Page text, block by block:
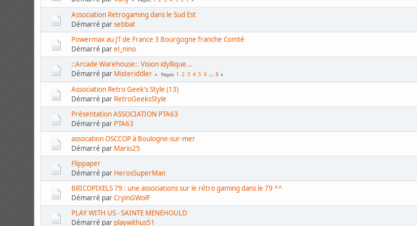
Association Retrogaming dans le Sud Est
Démarré parsebbat
Powermax au JT de France 3 Bourgogne franche Comté
Démarré parel_nino
::Arcade Warehouse:: Vision idyllique...
Démarré par Misteriddler Pages 1 2 3 4 5 6 ... 8
Association Retro Geek's Style (13)
Démarré par RetroGeeksStyle
Présentation ASSOCIATION PTA63
Démarré par PTA63
assocation OSCCOP à Boulogne-sur-mer
Démarré par Mario25
Flippaper
Démarré par HerosSuperMan
BRICOPIXELS 79 : une associations sur le rétro gaming dans le 79 ^^
Démarré parCryinGWolF
PLAY WITH US - SAINTE MENEHOULD
Démarré par playwithus51